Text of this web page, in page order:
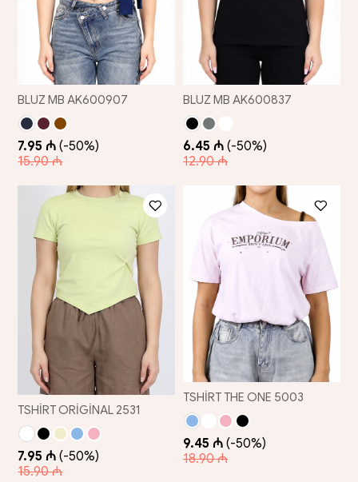
BLUZ MB AK600907
7.95 ₼ (-50%)
15.90 ₼
BLUZ MB AK600837
6.45 ₼ (-50%)
12.90 ₼
TSHİRT ORİGİNAL 2531
7.95 ₼ (-50%)
15.90 ₼
TSHİRT THE ONE 5003
9.45 ₼ (-50%)
18.90 ₼